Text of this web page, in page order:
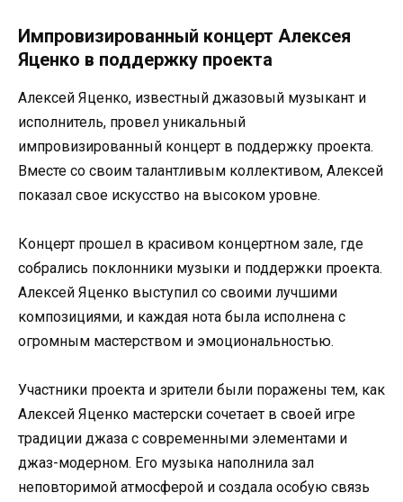
Импровизированный концерт Алексея
Яценко в поддержку проекта
Алексей Яценко, известный джазовый музыкант и
исполнитель, провел уникальный
импровизированный концерт в поддержку проекта.
Вместе со своим талантливым коллективом, Алексей
показал свое искусство на высоком уровне.
Концерт прошел в красивом концертном зале, где
собрались поклонники музыки и поддержки проекта.
Алексей Яценко выступил со своими лучшими
композициями, и каждая нота была исполнена с
огромным мастерством и эмоциональностью.
Участники проекта и зрители были поражены тем, как
Алексей Яценко мастерски сочетает в своей игре
традиции джаза с современными элементами и
джаз-модерном. Его музыка наполнила зал
неповторимой атмосферой и создала особую связь